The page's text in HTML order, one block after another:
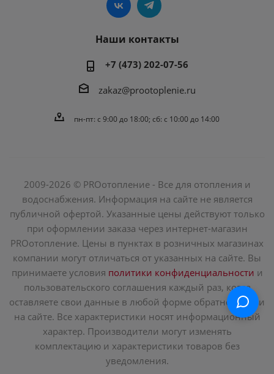
Наши контакты
+7 (473) 202-07-56
zakaz@prootoplenie.ru
пн-пт: c 9:00 до 18:00; сб: с 10:00 до 14:00
2009-2026 © PROотопление - Все для отопления и
водоснабжения. Информация на сайте не является
публичной офертой. Указанные цены действуют только
при оформлении заказа через интернет-магазин
PROотопление. Цены в пунктах в розничных магазинах
компании могут отличаться от указанных на сайте. Вы
принимаете условия политики конфиденциальности и
пользовательского соглашения каждый раз, когда
оставляете свои данные в любой форме обратной связи
на сайте. Все характеристики носят информационный
характер. Производители могут изменять
комплектацию и характеристики товаров без
уведомления.